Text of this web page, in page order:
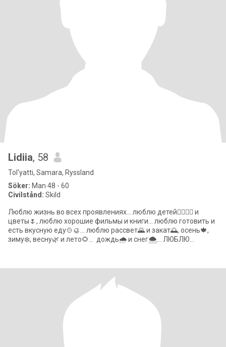
Lidiia, 58
Tol'yatti, Samara, Ryssland
Söker: Man 48 - 60
Civilstånd: Skild
Люблю жизнь во всех проявлениях... люблю детей🤸‍♂️🧚‍♀️ и
цветы🌷, люблю хорошие фильмы и книги... люблю готовить и
есть вкусную еду🍲🥮... люблю рассвет🌄 и закат🌅, осень🍁,
зиму❄️, весну🌿 и лето🌻... дождь🌧️ и снег🌨️... ЛЮБЛЮ